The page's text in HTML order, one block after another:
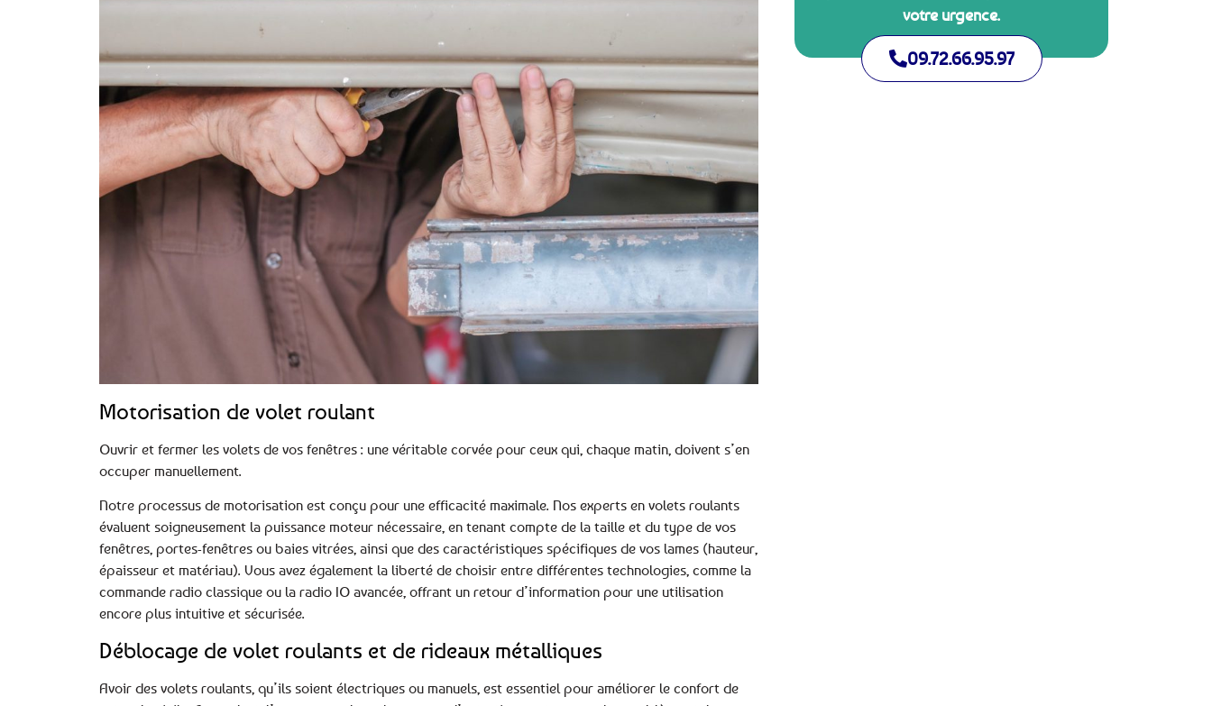
Motorisation de volet roulant
Ouvrir et fermer les volets de vos fenêtres : une véritable corvée pour ceux qui, chaque matin, doivent s’en
occuper manuellement.
Notre processus de motorisation est conçu pour une efficacité maximale. Nos experts en volets roulants
évaluent soigneusement la puissance moteur nécessaire, en tenant compte de la taille et du type de vos
fenêtres, portes-fenêtres ou baies vitrées, ainsi que des caractéristiques spécifiques de vos lames (hauteur,
épaisseur et matériau). Vous avez également la liberté de choisir entre différentes technologies, comme la
commande radio classique ou la radio IO avancée, offrant un retour d’information pour une utilisation
encore plus intuitive et sécurisée.
Déblocage de volet roulants et de rideaux métalliques
Avoir des volets roulants, qu’ils soient électriques ou manuels, est essentiel pour améliorer le confort de
votre urgence.
09.72.66.95.97